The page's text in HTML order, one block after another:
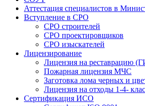
Аттестация специалистов в
Вступление в СРО
СРО строителей
СРО проектировщиков
СРО изыскателей
Лицензирование
Лицензия на реставрацию
Пожарная лицензия МЧС
Заготовка лома черных и
Лицензия на отходы 1-4-
Сертификация ИСО